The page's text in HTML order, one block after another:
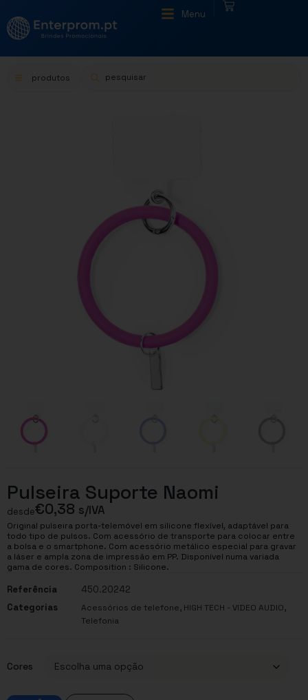
Menu
produtos
Pulseira Suporte Naomi
desde€0,38 s/IVA
Original pulseira porta-telemóvel em silicone flexível, adaptável para
todo tipo de pulsos. Com acessório de transporte para colocar entre
a bolsa e o smartphone. Com acessório metálico especial para gravar
a láser e ampla zona de impressão em PP. Disponível numa variada
gama de cores. Composition : Silicone.
Referência
450.20242
Categorias
Acessórios de telefone, HIGH TECH - VIDEO AUDIO,
Telefonia
Cores